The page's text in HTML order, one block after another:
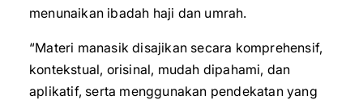
menunaikan ibadah haji dan umrah.
“Materi manasik disajikan secara komprehensif,
kontekstual, orisinal, mudah dipahami, dan
aplikatif, serta menggunakan pendekatan yang